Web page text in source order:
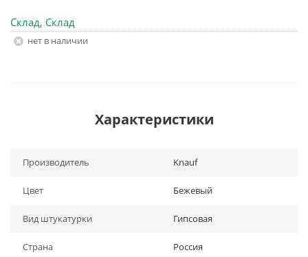
Склад, Склад
Нет в наличии
Характеристики
Производитель Knauf
Цвет Бежевый
Вид штукатурки Гипсовая
Страна Россия